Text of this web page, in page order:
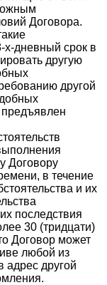
Договора.
х-дневный срок в
другую
другой
предъявлен
Договору
в течение
и их
последствия
30 (тридцати)
Договор может
любой из
адрес другой